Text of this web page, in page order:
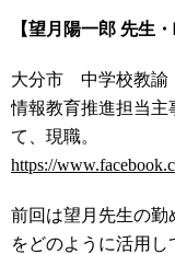
【望月陽一郎 先生・
大分市 中学校教諭
情報教育推進担当
て、現職。
https://
前回は望月先生の勤
をどのように活用し